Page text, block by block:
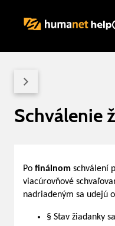
Schválenie
Po finálnom schválení
viacúrovňové
nadriadeným sa udejú
§ Stav žiadanky